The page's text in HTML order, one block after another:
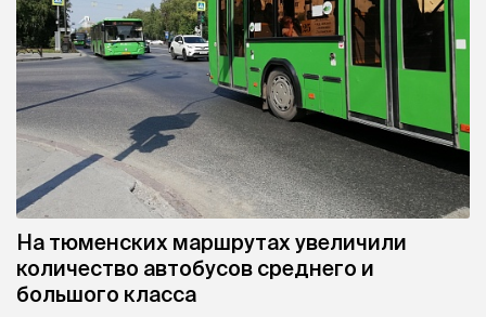
На тюменских маршрутах увеличили
количество автобусов среднего и
большого класса